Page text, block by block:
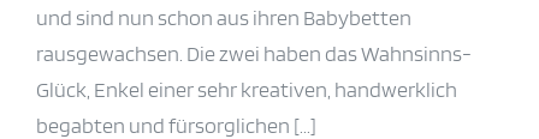
und sind nun schon aus ihren Babybetten
rausgewachsen. Die zwei haben das Wahnsinns-
Glück, Enkel einer sehr kreativen, handwerklich
begabten und fürsorglichen [...]